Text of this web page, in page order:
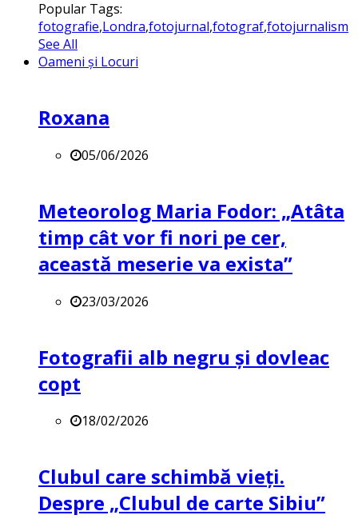
Popular Tags:
fotografie,Londra,fotojurnal,fotograf,fotojurnalism
See All
Oameni și Locuri
Roxana
05/06/2026
Meteorolog Maria Fodor: „Atâta
timp cât vor fi nori pe cer,
această meserie va exista”
23/03/2026
Fotografii alb negru și dovleac
copt
18/02/2026
Clubul care schimbă vieți.
Despre „Clubul de carte Sibiu”